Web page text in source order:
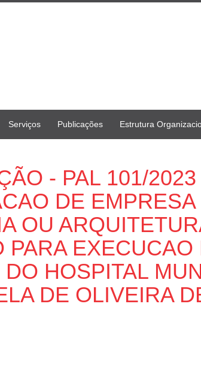
Serviços Publicações Estrutura
- PAL 101/
DE EMPRESA
OU
PARA EXECUCAO
HOSPITAL
DE OLIVEIRA